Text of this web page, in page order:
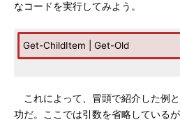
なコードを実行してみよう。
Get-ChildItem | Get-Old
これによって、冒頭で紹介した例
功だ。ここでは引数を省略している